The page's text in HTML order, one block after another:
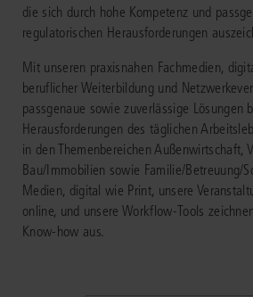
die sich durch hohe Kompetenz und
regulatorischen Herausforderungen
Mit unseren praxisnahen Fachmedien,
beruflicher Weiterbildung und
passgenaue sowie zuverlässige Lösungen
Herausforderungen des täglichen
in den Themenbereichen Außenwirtschaft,
Bau/Immobilien sowie Familie/Betreuung/
Medien, digital wie Print, unsere
online, und unsere Workflow-Tools
Know-how aus.